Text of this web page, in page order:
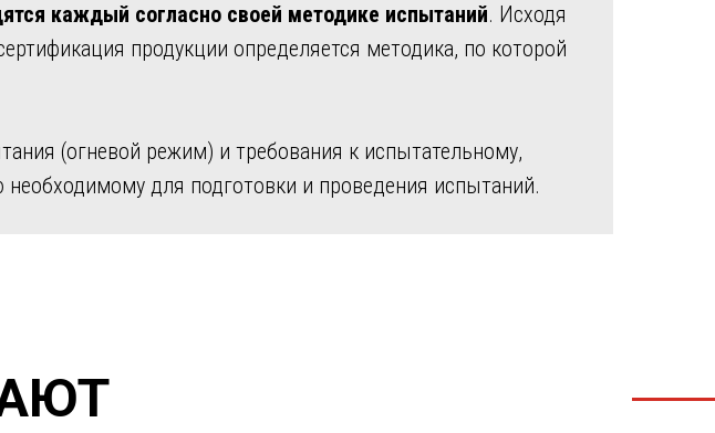
каждый согласно своей методике испытаний. Исходя
продукции определяется методика, по которой
(огневой режим) и требования к испытательному,
для подготовки и проведения испытаний.